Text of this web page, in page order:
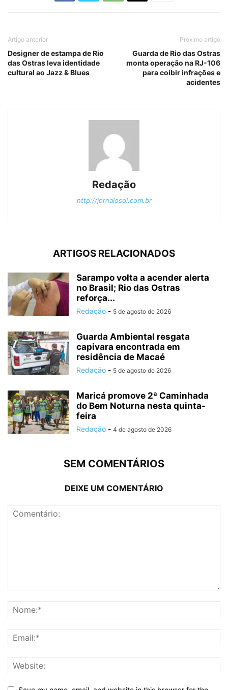
Artigo anterior
Designer de estampa de Rio
das Ostras leva identidade
cultural ao Jazz & Blues
Próximo artigo
Guarda de Rio das Ostras
monta operação na RJ-106
para coibir infrações e
acidentes
Redação
http://jornalosol.com.br
ARTIGOS RELACIONADOS
Sarampo volta a acender alerta
no Brasil; Rio das Ostras
reforça...
Redação - 5 de agosto de 2026
Guarda Ambiental resgata
capivara encontrada em
residência de Macaé
Redação - 5 de agosto de 2026
Maricá promove 2ª Caminhada
do Bem Noturna nesta quinta-
feira
Redação - 4 de agosto de 2026
SEM COMENTÁRIOS
DEIXE UM COMENTÁRIO